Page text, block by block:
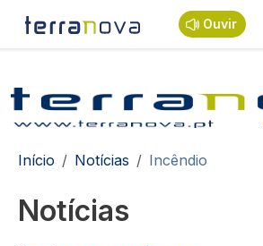
Passar para o conteúdo principal
Ouvir
Navegação estrutural
Início Notícias Incêndio
Notícias